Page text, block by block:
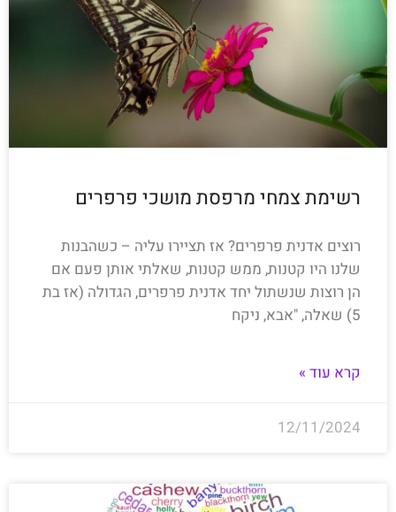
רשימת צמחי מרפסת מושכי פרפרים
רוצים אדנית פרפרים? אז תציירו עליה – כשהבנות
שלנו היו קטנות, ממש קטנות, שאלתי אותן פעם אם
הן רוצות שנשתול יחד אדנית פרפרים, הגדולה (אז בת
5) שאלה, "אבא, ניקח
קרא עוד »
12/11/2024